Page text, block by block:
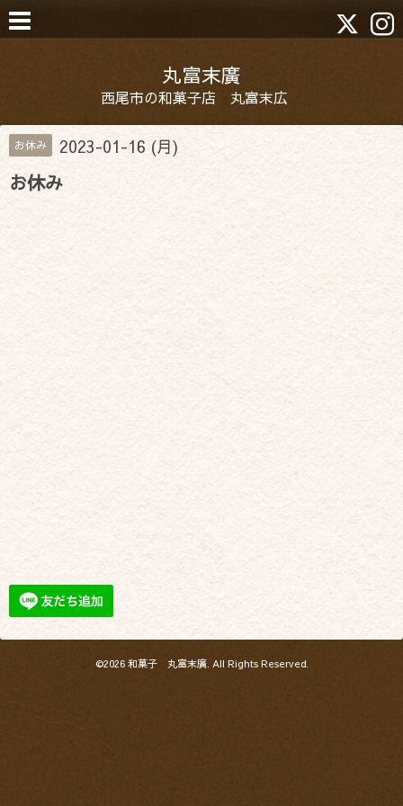
丸富末廣
西尾市の和菓子店 丸富末広
お休み 2023-01-16 (月)
お休み
©2026 和菓子 丸富末廣. All Rights Reserved.